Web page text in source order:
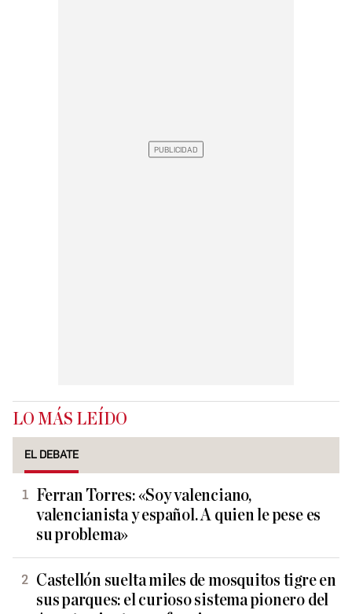
LO MÁS LEÍDO
EL DEBATE
Ferran Torres: «Soy valenciano,
valencianista y español. A quien le pese es
su problema»
Castellón suelta miles de mosquitos tigre en
sus parques: el curioso sistema pionero del